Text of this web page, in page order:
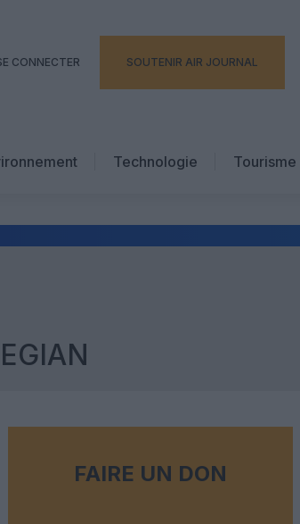
CONNECTER SOUTENIR AIR JOURNAL
Technologie
Tourisme
Hôtellerie
FAIRE UN DON